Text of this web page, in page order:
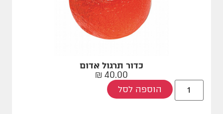
כדור תרגול אדום
40.00
₪
הוספה לסל